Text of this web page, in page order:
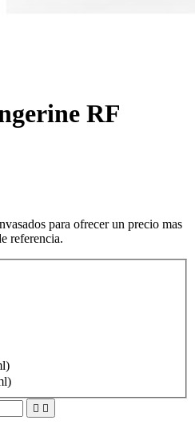
RF
para ofrecer un precio mas
referencia.
 